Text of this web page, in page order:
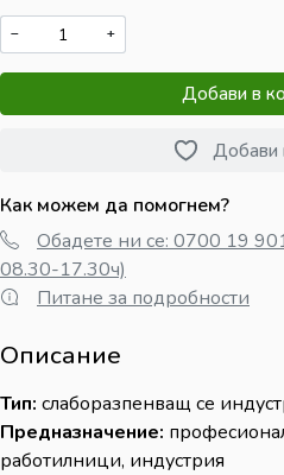
− +
Добави в
Добави
Как можем да помогнем?
Обадете ни се: 0700 19
08.30-17.30ч)
Питане за подробности
Описание
Тип: слаборазпенващ се
Предназначение:
работилници, индустрия